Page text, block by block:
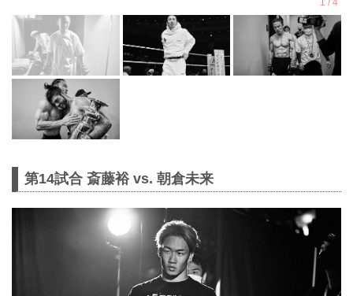
第14試合 斎藤裕 vs. 朝倉未来